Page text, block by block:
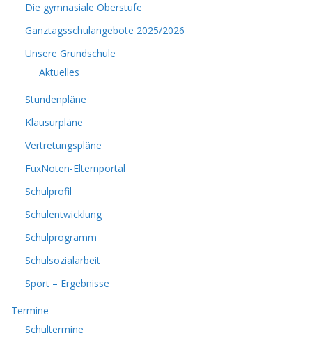
Die gymnasiale Oberstufe
Ganztagsschulangebote 2025/2026
Unsere Grundschule
Aktuelles
Stundenpläne
Klausurpläne
Vertretungspläne
FuxNoten-Elternportal
Schulprofil
Schulentwicklung
Schulprogramm
Schulsozialarbeit
Sport – Ergebnisse
Termine
Schultermine